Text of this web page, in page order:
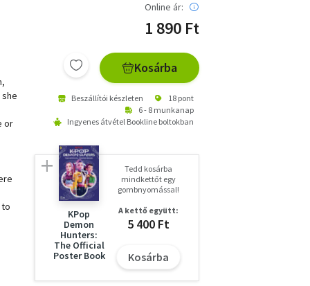
or
Online ár:
1 890 Ft
Kosárba
Beszállítói készleten
18 pont
6 - 8 munkanap
Ingyenes átvétel Bookline boltokban
KPop
Demon
Hunters:
The Official
Poster Book
Tedd kosárba
mindkettőt egy
gombnyomással!
A kettő együtt:
5 400 Ft
Kosárba